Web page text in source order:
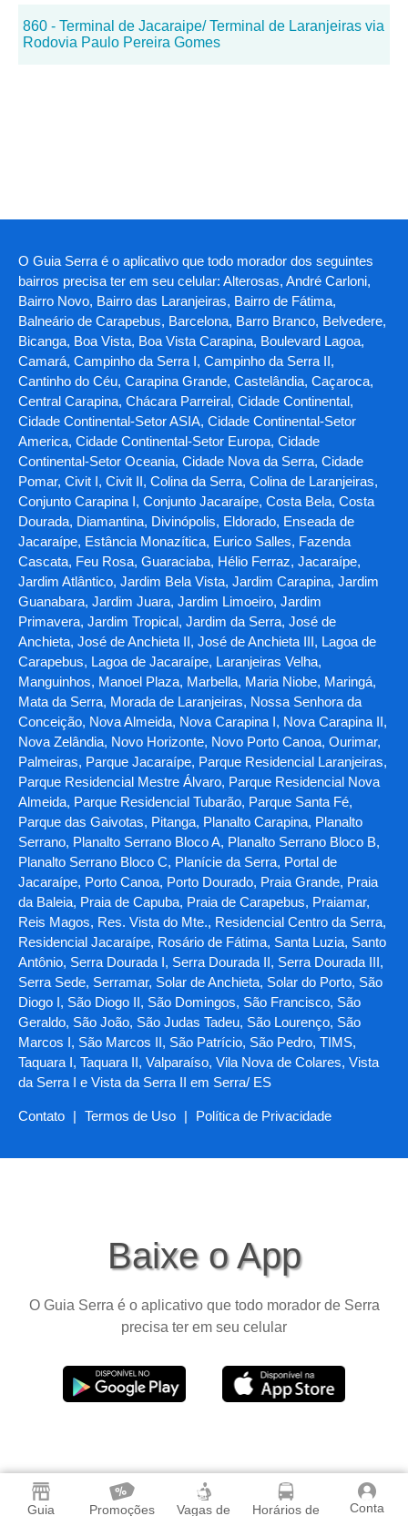
Guia Promoções Vagas de Horários de Conta
860 - Terminal de Jacaraipe/ Terminal de Laranjeiras via
Rodovia Paulo Pereira Gomes
O Guia Serra é o aplicativo que todo morador dos seguintes
bairros precisa ter em seu celular: Alterosas, André Carloni,
Bairro Novo, Bairro das Laranjeiras, Bairro de Fátima,
Balneário de Carapebus, Barcelona, Barro Branco, Belvedere,
Bicanga, Boa Vista, Boa Vista Carapina, Boulevard Lagoa,
Camará, Campinho da Serra I, Campinho da Serra II,
Cantinho do Céu, Carapina Grande, Castelândia, Caçaroca,
Central Carapina, Chácara Parreiral, Cidade Continental,
Cidade Continental-Setor ASIA, Cidade Continental-Setor
America, Cidade Continental-Setor Europa, Cidade
Continental-Setor Oceania, Cidade Nova da Serra, Cidade
Pomar, Civit I, Civit II, Colina da Serra, Colina de Laranjeiras,
Conjunto Carapina I, Conjunto Jacaraípe, Costa Bela, Costa
Dourada, Diamantina, Divinópolis, Eldorado, Enseada de
Jacaraípe, Estância Monazítica, Eurico Salles, Fazenda
Cascata, Feu Rosa, Guaraciaba, Hélio Ferraz, Jacaraípe,
Jardim Atlântico, Jardim Bela Vista, Jardim Carapina, Jardim
Guanabara, Jardim Juara, Jardim Limoeiro, Jardim
Primavera, Jardim Tropical, Jardim da Serra, José de
Anchieta, José de Anchieta II, José de Anchieta III, Lagoa de
Carapebus, Lagoa de Jacaraípe, Laranjeiras Velha,
Manguinhos, Manoel Plaza, Marbella, Maria Niobe, Maringá,
Mata da Serra, Morada de Laranjeiras, Nossa Senhora da
Conceição, Nova Almeida, Nova Carapina I, Nova Carapina II,
Nova Zelândia, Novo Horizonte, Novo Porto Canoa, Ourimar,
Palmeiras, Parque Jacaraípe, Parque Residencial Laranjeiras,
Parque Residencial Mestre Álvaro, Parque Residencial Nova
Almeida, Parque Residencial Tubarão, Parque Santa Fé,
Parque das Gaivotas, Pitanga, Planalto Carapina, Planalto
Serrano, Planalto Serrano Bloco A, Planalto Serrano Bloco B,
Planalto Serrano Bloco C, Planície da Serra, Portal de
Jacaraípe, Porto Canoa, Porto Dourado, Praia Grande, Praia
da Baleia, Praia de Capuba, Praia de Carapebus, Praiamar,
Reis Magos, Res. Vista do Mte., Residencial Centro da Serra,
Residencial Jacaraípe, Rosário de Fátima, Santa Luzia, Santo
Antônio, Serra Dourada I, Serra Dourada II, Serra Dourada III,
Serra Sede, Serramar, Solar de Anchieta, Solar do Porto, São
Diogo I, São Diogo II, São Domingos, São Francisco, São
Geraldo, São João, São Judas Tadeu, São Lourenço, São
Marcos I, São Marcos II, São Patrício, São Pedro, TIMS,
Taquara I, Taquara II, Valparaíso, Vila Nova de Colares, Vista
da Serra I e Vista da Serra II em Serra/ ES
Contato | Termos de Uso | Política de Privacidade
Baixe o App
O Guia Serra é o aplicativo que todo morador de Serra
precisa ter em seu celular